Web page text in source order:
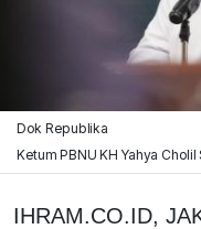
Dok Republika
Ketum PBNU KH Yahya Cholil
IHRAM.CO.ID,